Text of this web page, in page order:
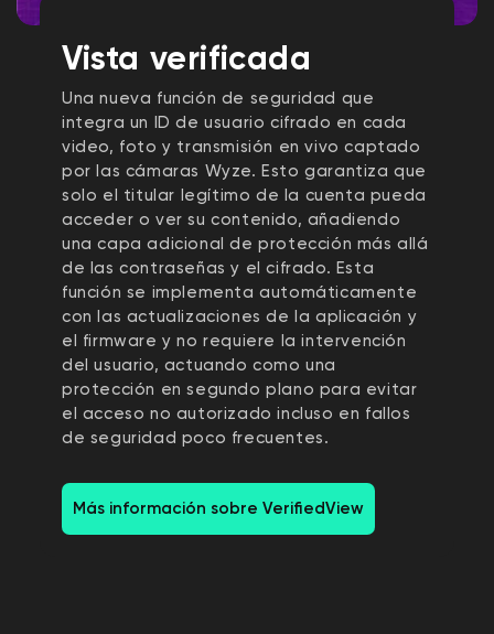
Vista verificada
Una nueva función de seguridad que
integra un ID de usuario cifrado en cada
video, foto y transmisión en vivo captado
por las cámaras Wyze. Esto garantiza que
solo el titular legítimo de la cuenta pueda
acceder o ver su contenido, añadiendo
una capa adicional de protección más allá
de las contraseñas y el cifrado. Esta
función se implementa automáticamente
con las actualizaciones de la aplicación y
el firmware y no requiere la intervención
del usuario, actuando como una
protección en segundo plano para evitar
el acceso no autorizado incluso en fallos
de seguridad poco frecuentes.
Más información sobre VerifiedView